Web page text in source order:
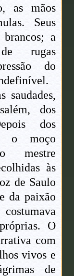
as mãos
Seus
a
rugas
do
saudades,
dos
dos
o moço
mestre
às
de Saulo
da paixão
O
com
vivos e
de